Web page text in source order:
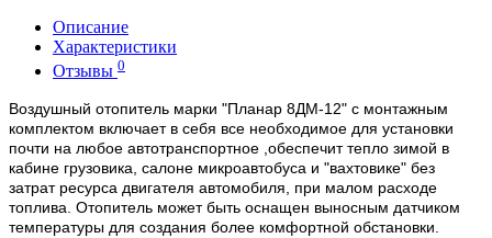
Описание
Характеристики
Отзывы 0
Воздушный отопитель марки "Планар 8ДМ-12" с монтажным
комплектом включает в себя все необходимое для установки
почти на любое автотранспортное ,обеспечит тепло зимой в
кабине грузовика, салоне микроавтобуса и "вахтовике" без
затрат ресурса двигателя автомобиля, при малом расходе
топлива. Отопитель может быть оснащен выносным датчиком
температуры для создания более комфортной обстановки.